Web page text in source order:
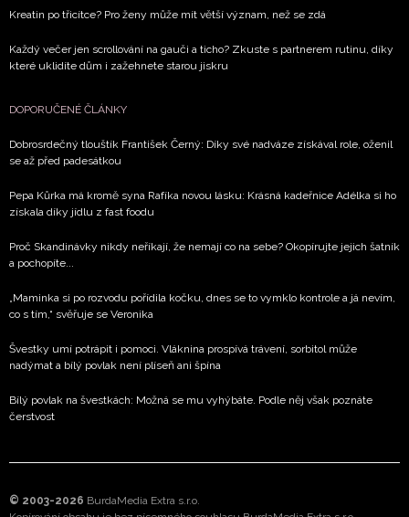
Kreatin po třicítce? Pro ženy může mít větší význam, než se zdá
Každý večer jen scrollování na gauči a ticho? Zkuste s partnerem rutinu, díky
které uklidíte dům i zažehnete starou jiskru
DOPORUČENÉ ČLÁNKY
Dobrosrdečný tlouštík František Černý: Díky své nadváze získával role, oženil
se až před padesátkou
Pepa Kůrka má kromě syna Rafíka novou lásku: Krásná kadeřnice Adélka si ho
získala díky jídlu z fast foodu
Proč Skandinávky nikdy neříkají, že nemají co na sebe? Okopírujte jejich šatník
a pochopíte...
„Maminka si po rozvodu pořídila kočku, dnes se to vymklo kontrole a já nevím,
co s tím,“ svěřuje se Veronika
Švestky umí potrápit i pomoci. Vláknina prospívá trávení, sorbitol může
nadýmat a bílý povlak není plíseň ani špína
Bílý povlak na švestkách: Možná se mu vyhýbáte. Podle něj však poznáte
čerstvost
© 2003-2026 BurdaMedia Extra s.r.o.